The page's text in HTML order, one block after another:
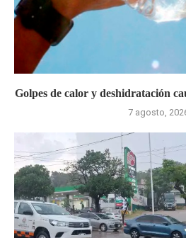
Golpes de calor y deshidratación
7 agosto,